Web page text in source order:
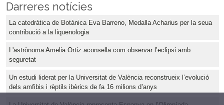
Darreres notícies
La catedràtica de Botànica Eva Barreno, Medalla Acharius per la seua
contribució a la liquenologia
L'astrònoma Amelia Ortiz aconsella com observar l’eclipsi amb
seguretat
Un estudi liderat per la Universitat de València reconstrueix l’evolució
dels amfibis i rèptils ibèrics de fa 16 milions d’anys